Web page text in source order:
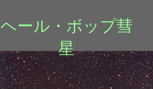
ヘール・ボップ彗
星